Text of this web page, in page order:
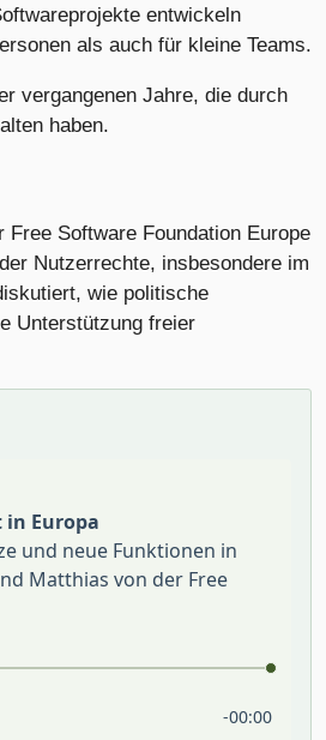
entwickeln
als auch für kleine Teams.
vergangenen Jahre, die durch
haben.
Software Foundation Europe
Nutzerrechte, insbesondere im
wie politische
Unterstützung freier